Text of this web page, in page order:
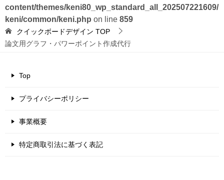
content/themes/keni80_wp_standard_all_202507221609/
keni/common/keni.php on line 859
クイックボードデザイン TOP
論文用グラフ・パワーポイント作成代行
Top
プライバシーポリシー
事業概要
特定商取引法に基づく表記